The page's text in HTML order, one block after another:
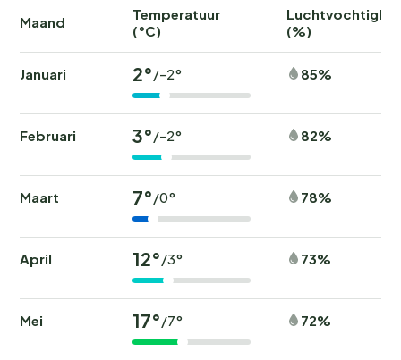
Maand
Temperatuur
(°C)
(%)
Januari 2°/-2° 85%
Februari 3°/-2° 82%
Maart 7°/0° 78%
April 12°/3° 73%
Mei 17°/7° 72%